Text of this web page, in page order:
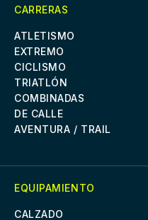
CARRERAS
ATLETISMO
EXTREMO
CICLISMO
TRIATLÓN
COMBINADAS
DE CALLE
AVENTURA / TRAIL
EQUIPAMIENTO
CALZADO